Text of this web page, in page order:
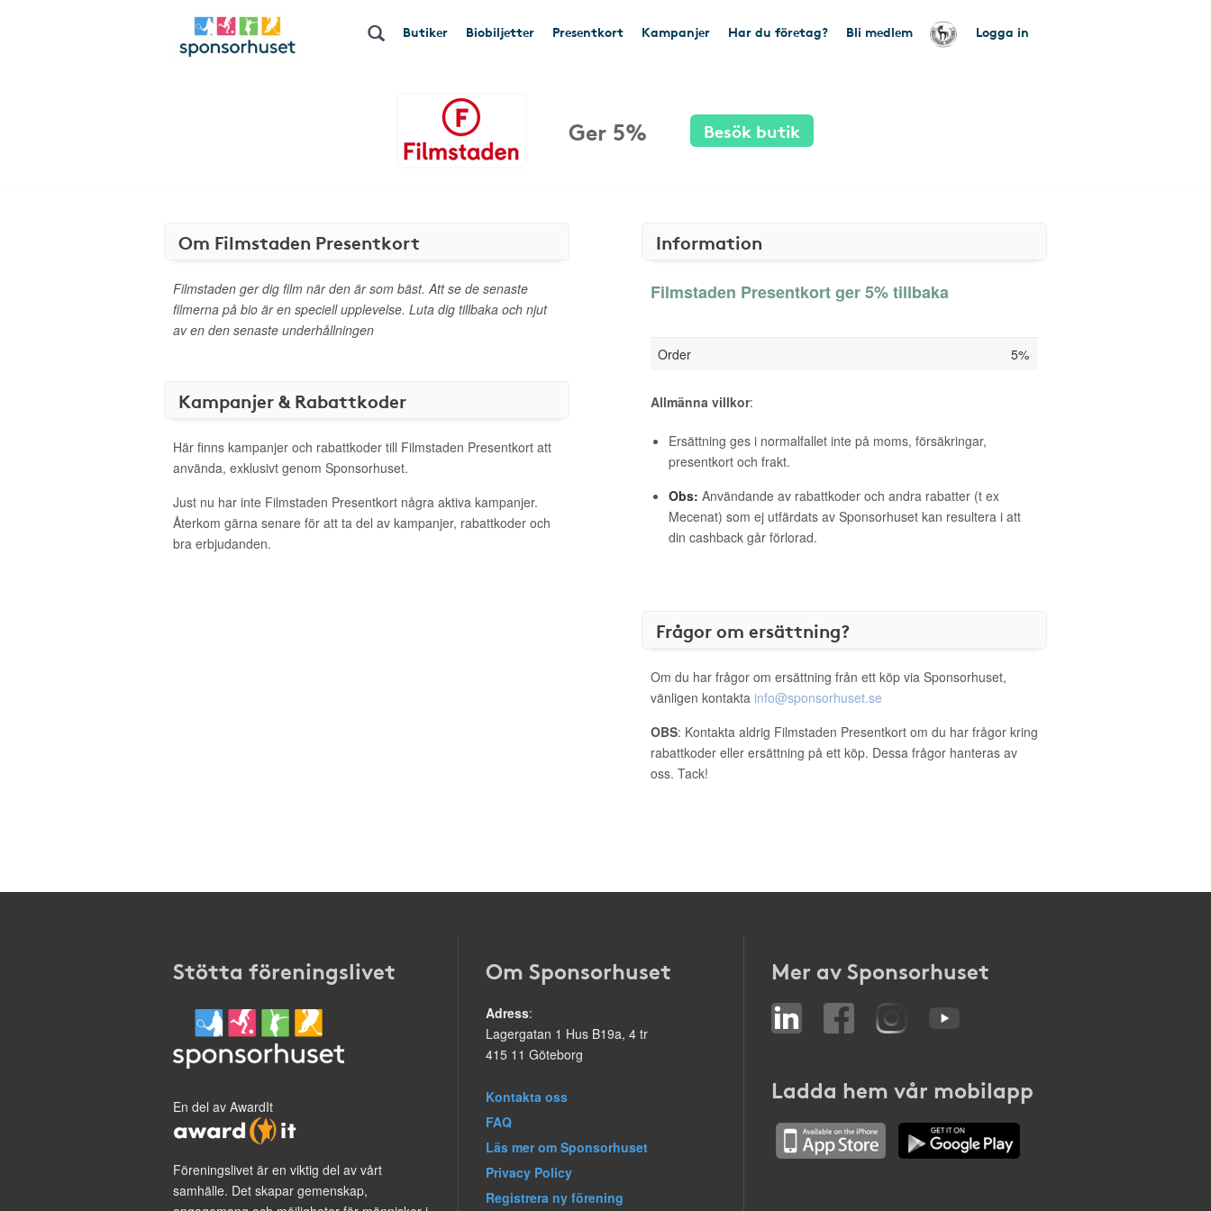
Butiker Biobiljetter Presentkort Kampanjer Har du företag? Bli medlem Logga in
Ger 5% Besök butik
Om Filmstaden Presentkort
Filmstaden ger dig film när den är som bäst. Att se de senaste
filmerna på bio är en speciell upplevelse. Luta dig tillbaka och njut
av en den senaste underhållningen
Kampanjer & Rabattkoder
Här finns kampanjer och rabattkoder till Filmstaden Presentkort att
använda, exklusivt genom Sponsorhuset.
Just nu har inte Filmstaden Presentkort några aktiva kampanjer.
Återkom gärna senare för att ta del av kampanjer, rabattkoder och
bra erbjudanden.
Information
Filmstaden Presentkort ger 5% tillbaka
Order 5%
Allmänna villkor:
Ersättning ges i normalfallet inte på moms, försäkringar,
presentkort och frakt.
Obs: Användande av rabattkoder och andra rabatter (t ex
Mecenat) som ej utfärdats av Sponsorhuset kan resultera i att
din cashback går förlorad.
Frågor om ersättning?
Om du har frågor om ersättning från ett köp via Sponsorhuset,
vänligen kontakta info@sponsorhuset.se
OBS: Kontakta aldrig Filmstaden Presentkort om du har frågor kring
rabattkoder eller ersättning på ett köp. Dessa frågor hanteras av
oss. Tack!
Stötta föreningslivet
En del av AwardIt
Föreningslivet är en viktig del av vårt
samhälle. Det skapar gemenskap,
Om Sponsorhuset
Adress:
Lagergatan 1 Hus B19a, 4 tr
415 11 Göteborg
Kontakta oss
FAQ
Läs mer om Sponsorhuset
Privacy Policy
Registrera ny förening
Mer av Sponsorhuset
Ladda hem vår mobilapp